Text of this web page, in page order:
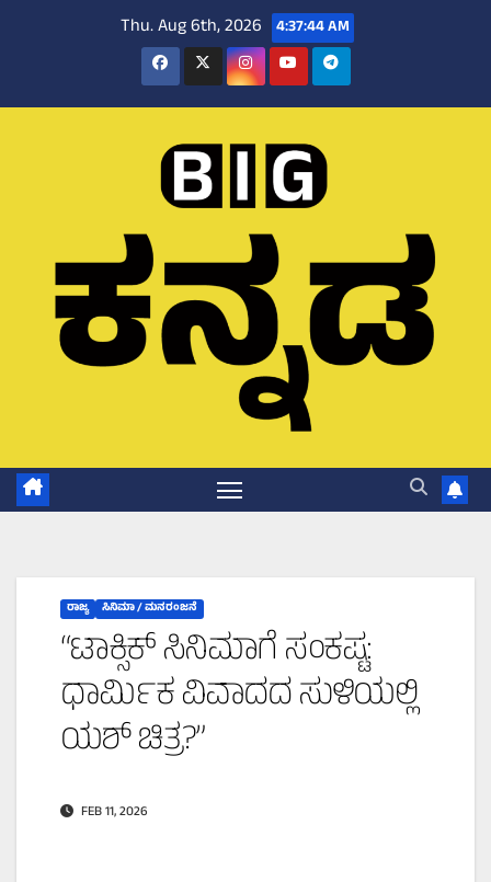
Thu. Aug 6th, 2026 4:37:45 AM
ರಾಜ್ಯ ಸಿನಿಮಾ / ಮನರಂಜನೆ
“ಟಾಕ್ಸಿಕ್ ಸಿನಿಮಾಗೆ ಸಂಕಷ್ಟ:
ಧಾರ್ಮಿಕ ವಿವಾದದ ಸುಳಿಯಲ್ಲಿ
ಯಶ್ ಚಿತ್ರ?”
FEB 11, 2026